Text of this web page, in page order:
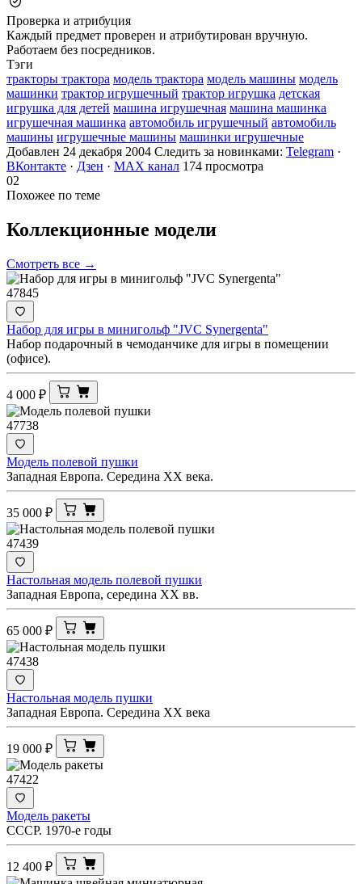
Проверка и атрибуция
Каждый предмет проверен и атрибутирован вручную.
Работаем без посредников.
Тэги
тракторы трактора модель трактора модель машины модель
машинки трактор игрушечный трактор игрушка детская
игрушка для детей машина игрушечная машина машинка
игрушечная машинка автомобиль игрушечный автомобиль
машины игрушечные машины машинки игрушечные
Добавлен 24 декабря 2004 Следить за новинками: Telegram ·
ВКонтакте · Дзен · MAX канал 174 просмотра
02
Похожее по теме
Коллекционные модели
Смотреть все →
47845
Набор для игры в минигольф "JVC Synergenta"
Набор подарочный в чемоданчике для игры в помещении
(офисе).
4 000 ₽
47738
Модель полевой пушки
Западная Европа. Середина XX века.
35 000 ₽
47439
Настольная модель полевой пушки
Западная Европа, середина XX вв.
65 000 ₽
47438
Настольная модель пушки
Западная Европа. Середина XX века
19 000 ₽
47422
Модель ракеты
СССР. 1970-е годы
12 400 ₽